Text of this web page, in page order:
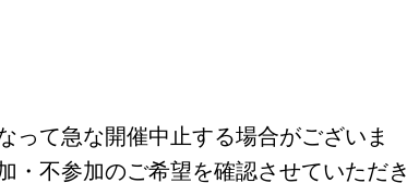
って急な開催中止する場合がございま
・不参加のご希望を確認させていただき